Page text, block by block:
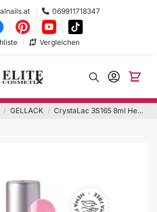
069911718347
Vergleichen
/ GELLACK / CrystaLac 3S165 8ml Hema Free